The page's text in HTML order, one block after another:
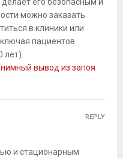
можно заказать
в клиники или
пациентов
лет).
вывод из запоя
и стационарным
REPLY